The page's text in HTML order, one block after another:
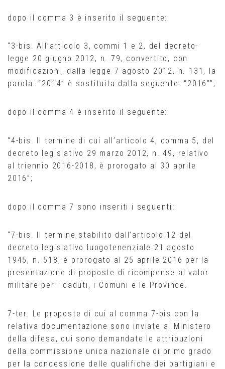
dopo il comma 3 è inserito il seguente:
“3-bis. All’articolo 3, commi 1 e 2, del decreto-
legge 20 giugno 2012, n. 79, convertito, con
modificazioni, dalla legge 7 agosto 2012, n. 131, la
parola: “2014” è sostituita dalla seguente: “2016””;
dopo il comma 4 è inserito il seguente:
“4-bis. Il termine di cui all’articolo 4, comma 5, del
decreto legislativo 29 marzo 2012, n. 49, relativo
al triennio 2016-2018, è prorogato al 30 aprile
2016”;
dopo il comma 7 sono inseriti i seguenti:
“7-bis. Il termine stabilito dall’articolo 12 del
decreto legislativo luogotenenziale 21 agosto
1945, n. 518, è prorogato al 25 aprile 2016 per la
presentazione di proposte di ricompense al valor
militare per i caduti, i Comuni e le Province.
7-ter. Le proposte di cui al comma 7-bis con la
relativa documentazione sono inviate al Ministero
della difesa, cui sono demandate le attribuzioni
della commissione unica nazionale di primo grado
per la concessione delle qualifiche dei partigiani e